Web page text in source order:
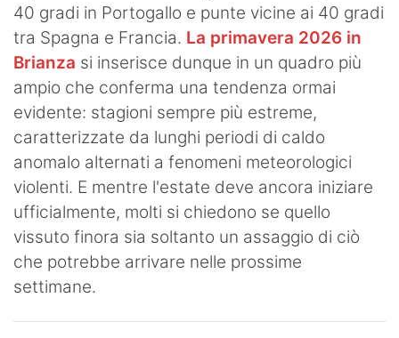
40 gradi in Portogallo e punte vicine ai 40 gradi
tra Spagna e Francia. La primavera 2026 in
Brianza si inserisce dunque in un quadro più
ampio che conferma una tendenza ormai
evidente: stagioni sempre più estreme,
caratterizzate da lunghi periodi di caldo
anomalo alternati a fenomeni meteorologici
violenti. E mentre l'estate deve ancora iniziare
ufficialmente, molti si chiedono se quello
vissuto finora sia soltanto un assaggio di ciò
che potrebbe arrivare nelle prossime
settimane.